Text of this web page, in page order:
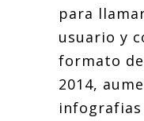
para
usuario y
formato
2014,
infografias